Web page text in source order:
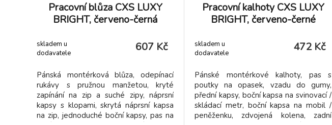
Pracovní blůza CXS LUXY
BRIGHT, červeno-černá
skladem u
dodavatele
607 Kč
Pánská montérková blůza, odepínací
rukávy s pružnou manžetou, kryté
zapínání na zip a suché zipy, náprsní
kapsy s klopami, skrytá náprsní kapsa
na zip, jednoduché boční kapsy, pas na
Pracovní kalhoty CXS LUXY
BRIGHT, červeno-černé
skladem u
dodavatele
472 Kč
Pánské montérkové kalhoty, pas s
poutky na opasek, vzadu do gumy,
přední kapsy, boční kapsa na svinovací /
skládací metr, boční kapsa na mobil /
peněženku, zdvojená kolena, zadní